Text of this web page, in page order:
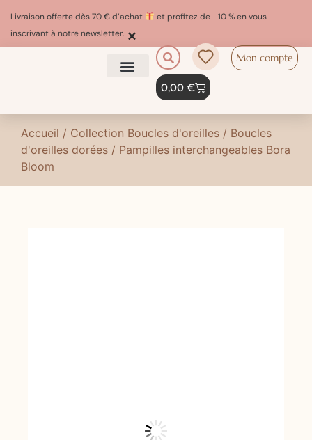
Livraison offerte dès 70 € d’achat
et profitez de –10 % en vous
inscrivant à notre newsletter. ×
Mon compte
0,00 €
Accueil / Collection Boucles d'oreilles / Boucles
d'oreilles dorées / Pampilles interchangeables Bora
Bloom